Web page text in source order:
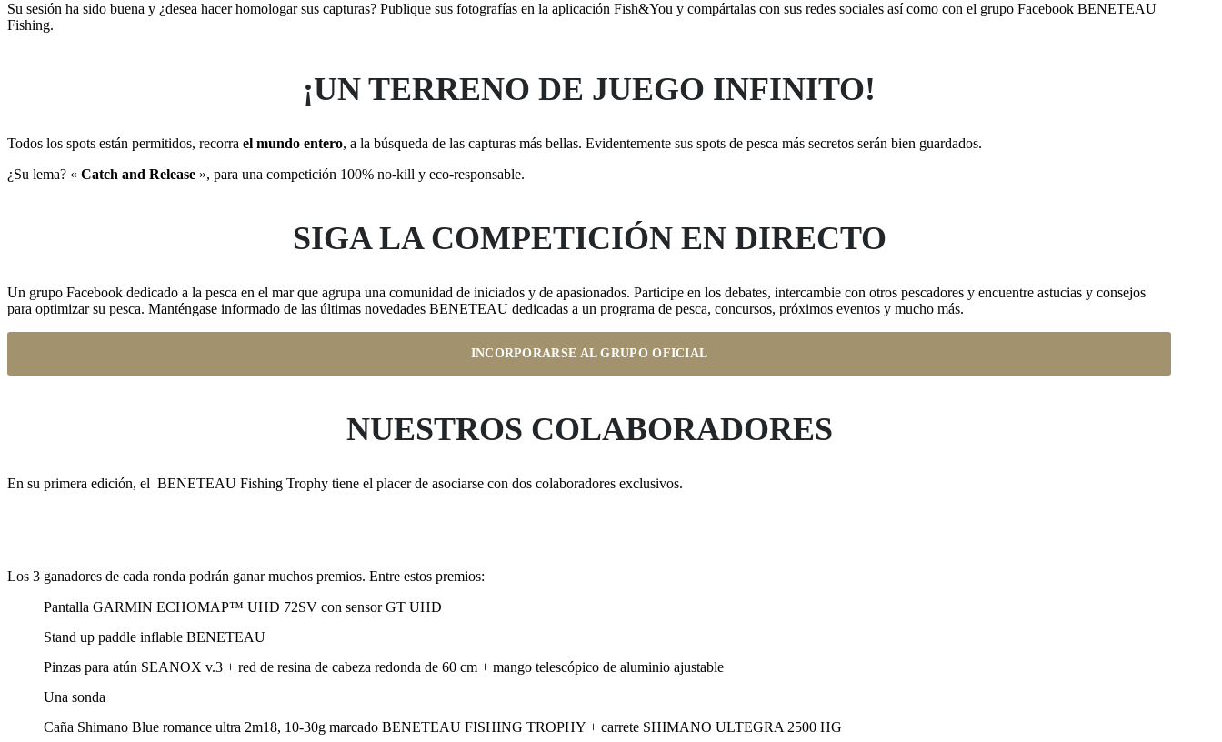
Su sesión ha sido buena y ¿desea hacer homologar sus capturas? Publique sus fotografías en la aplicación Fish&You y compártalas con sus redes sociales así como con el grupo Facebook BENETEAU
Fishing.
¡UN TERRENO DE JUEGO INFINITO!
Todos los spots están permitidos, recorra el mundo entero, a la búsqueda de las capturas más bellas. Evidentemente sus spots de pesca más secretos serán bien guardados.
¿Su lema? « Catch and Release », para una competición 100% no-kill y eco-responsable.
SIGA LA COMPETICIÓN EN DIRECTO
Un grupo Facebook dedicado a la pesca en el mar que agrupa una comunidad de iniciados y de apasionados. Participe en los debates, intercambie con otros pescadores y encuentre astucias y consejos
para optimizar su pesca. Manténgase informado de las últimas novedades BENETEAU dedicadas a un programa de pesca, concursos, próximos eventos y mucho más.
INCORPORARSE AL GRUPO OFICIAL
NUESTROS COLABORADORES
En su primera edición, el BENETEAU Fishing Trophy tiene el placer de asociarse con dos colaboradores exclusivos.
Los 3 ganadores de cada ronda podrán ganar muchos premios. Entre estos premios:
Pantalla GARMIN ECHOMAP™ UHD 72SV con sensor GT UHD
Stand up paddle inflable BENETEAU
Pinzas para atún SEANOX v.3 + red de resina de cabeza redonda de 60 cm + mango telescópico de aluminio ajustable
Una sonda
Caña Shimano Blue romance ultra 2m18, 10-30g marcado BENETEAU FISHING TROPHY + carrete SHIMANO ULTEGRA 2500 HG